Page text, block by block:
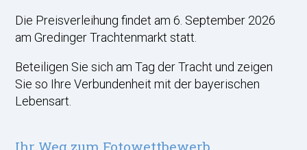
Die Preisverleihung findet am 6. September 2026
am Gredinger Trachtenmarkt statt.
Beteiligen Sie sich am Tag der Tracht und zeigen
Sie so Ihre Verbundenheit mit der bayerischen
Lebensart.
Ihr Weg zum Fotowettbewerb